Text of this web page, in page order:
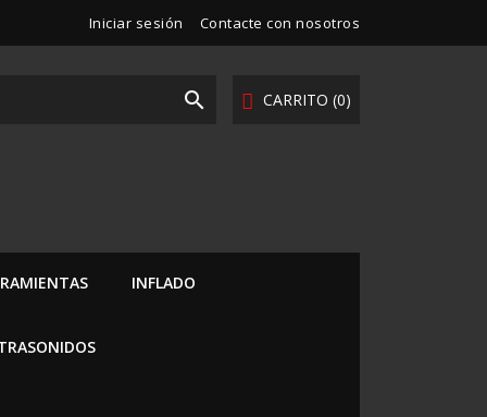
Iniciar sesión Contacte con nosotros
CARRITO (0)

INFLADO